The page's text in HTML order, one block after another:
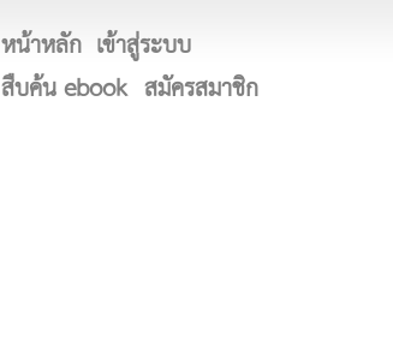
หน้าหลัก เข้าสู่ระบบ
สืบค้น ebook สมัครสมาชิก